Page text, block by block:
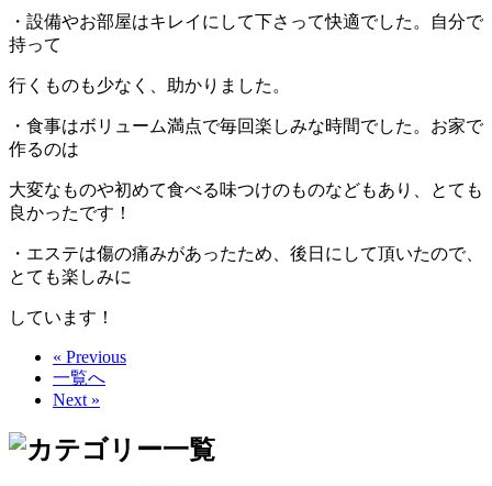
・設備やお部屋はキレイにして下さって快適でした。自分で
持って
行くものも少なく、助かりました。
・食事はボリューム満点で毎回楽しみな時間でした。お家で
作るのは
大変なものや初めて食べる味つけのものなどもあり、とても
良かったです！
・エステは傷の痛みがあったため、後日にして頂いたので、
とても楽しみに
しています！
« Previous
一覧へ
Next »